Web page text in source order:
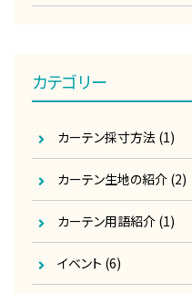
カテゴリー
カーテン採寸方法 (1)
カーテン生地の紹介 (2)
カーテン用語紹介 (1)
イベント (6)